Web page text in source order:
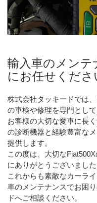
輸入車のメンテ
にお任せくださ
株式会社タッキードでは
の車検や修理を専門として
お客様の大切な愛車に長
の診断機器と経験豊富な
提供します。
この度は、大切な
にありがとうございました
これからも素敵なカーラ
車のメンテナンスでお困
ドへご相談ください。